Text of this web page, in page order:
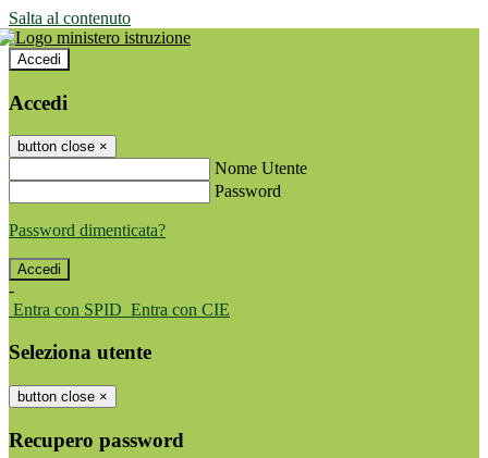
Salta al contenuto
Accedi
Accedi
button close ×
Nome Utente
Password
Password dimenticata?
-
Entra con SPID Entra con CIE
Seleziona utente
button close ×
Recupero password